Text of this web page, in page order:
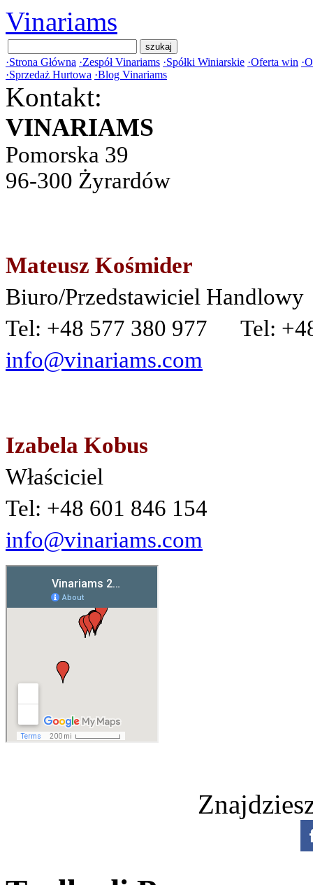
Vinariams
·Strona Główna ·Zespół Vinariams ·Spółki Winiarskie ·Oferta win ·
·Sprzedaż Hurtowa ·Blog Vinariams
Kontakt:
VINARIAMS
Pomorska 39
96-300 Żyrardów
Mateusz Kośmider
Biuro/Przedstawiciel Handlowy
Tel: +48 577 380 977 Tel:
info@vinariams.com
Izabela Kobus
Właściciel
Tel: +48 601 846 154
info@vinariams.com